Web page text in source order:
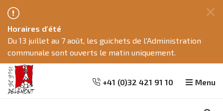
Horaires d'été
Du 13 juillet au 7 août, les guichets de l'Administration
communale sont ouverts le matin uniquement.
+41 (0)32 421 91 10 Menu